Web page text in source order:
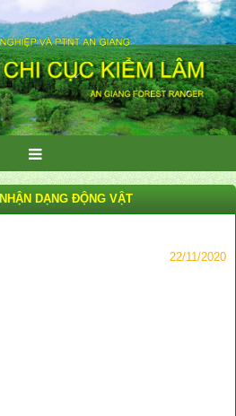
NHẬN DẠNG ĐỘNG VẬT
22/11/2020